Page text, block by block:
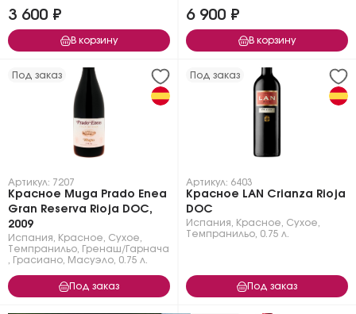
3 600 ₽
В корзину
6 900 ₽
В корзину
Под заказ
Артикул: 7207
Красное Muga Prado Enea
Gran Reserva Rioja DOC,
2009
Испания Красное Сухое
Темпранильо
Гренаш/Гарнача
Грасиано Масуэло 0.75 л.
Под заказ
Под заказ
Артикул: 6403
Красное LAN Crianza Rioja
DOC
Испания Красное Сухое
Темпранильо 0.75 л.
Под заказ